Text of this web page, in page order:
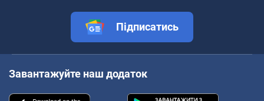
Підписатись
Завантажуйте наш додаток